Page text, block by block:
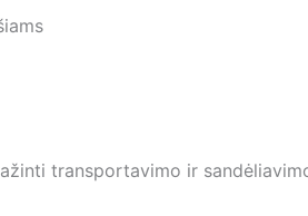
transportavimo ir